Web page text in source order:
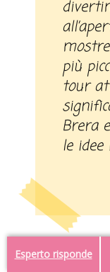
Esperto risponde
più
tour
Brera
le